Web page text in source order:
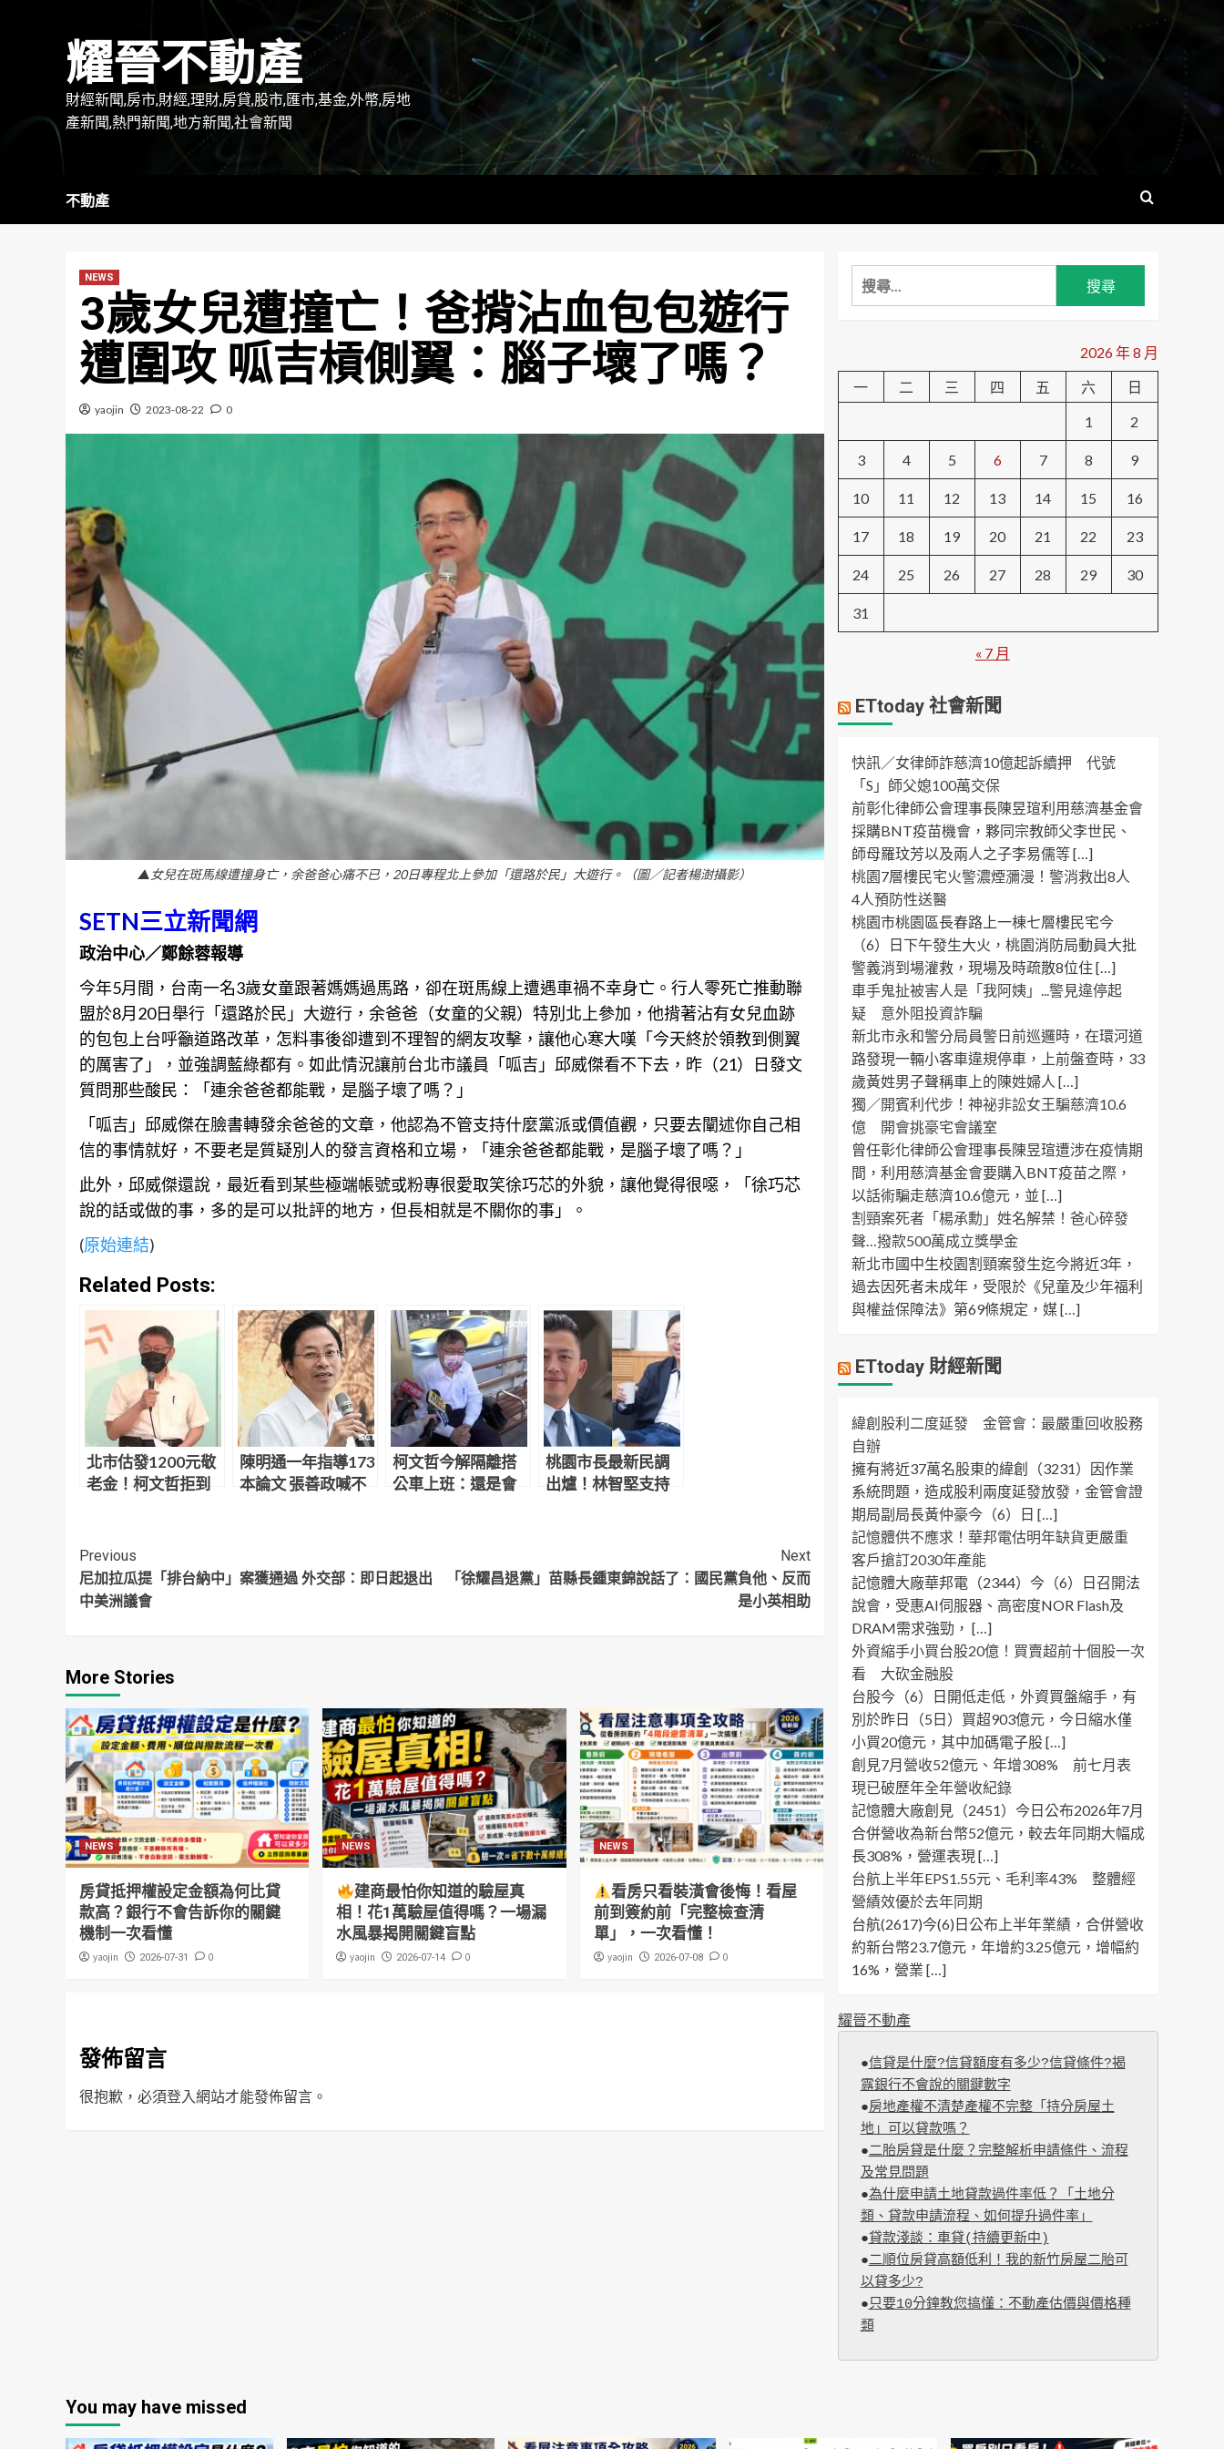
耀晉不動產
財經新聞,房市,財經,理財,房貸,股市,匯市,基金,外幣,房地
產新聞,熱門新聞,地方新聞,社會新聞
不動產
NEWS
3歲女兒遭撞亡！爸揹沾血包包遊行
遭圍攻 呱吉槓側翼：腦子壞了嗎？
yaojin 2023-08-22 0
▲女兒在斑馬線遭撞身亡，余爸爸心痛不已，20日專程北上參加「還路於民」大遊行。（圖／記者楊澍攝影）
SETN三立新聞網
政治中心／鄭餘蓉報導
今年5月間， 台南一名3歲女童跟著媽媽過馬路，卻在斑馬線上遭遇車禍不幸身亡。行人零死亡推動聯
盟於8月20日舉行「還路於民」大遊行，余爸爸（女童的父親）特別北上參加，他揹著沾有女兒血跡
的包包上台呼籲道路改革，怎料事後卻遭到不理智的網友攻擊，讓他心寒大嘆「今天終於領教到側翼
的厲害了」，並強調藍綠都有。如此情況讓前台北市議員「呱吉」邱威傑看不下去，昨（21）日發文
質問那些酸民：「連余爸爸都能戰，是腦子壞了嗎？」
「呱吉」邱威傑在臉書轉發余爸爸的文章，他認為不管支持什麼黨派或價值觀，只要去闡述你自己相
信的事情就好，不要老是質疑別人的發言資格和立場，「連余爸爸都能戰，是腦子壞了嗎？」
此外，邱威傑還說，最近看到某些極端帳號或粉專很愛取笑徐巧芯的外貌，讓他覺得很噁，「徐巧芯
說的話或做的事，多的是可以批評的地方，但長相就是不關你的事」。
(原始連結)
Related Posts:
北市估發1200元敬
老金！柯文哲拒到
陳明通一年指導173
本論文 張善政喊不
柯文哲今解隔離搭
公車上班：還是會
桃園市長最新民調
出爐！林智堅支持
Continue
Reading
Previous
尼加拉瓜提「排台納中」案獲通過 外交部：即日起退出
中美洲議會
Next
「徐耀昌退黨」苗縣長鍾東錦說話了：國民黨負他、反而
是小英相助
More Stories
NEWS
房貸抵押權設定金額為何比貸
款高？銀行不會告訴你的關鍵
機制一次看懂
yaojin 2026-07-31 0
NEWS
建商最怕你知道的驗屋真
相！花1萬驗屋值得嗎？一場漏
水風暴揭開關鍵盲點
yaojin 2026-07-14 0
NEWS
看房只看裝潢會後悔！看屋
前到簽約前「完整檢查清
單」，一次看懂！
yaojin 2026-07-08 0
發佈留言
很抱歉，必須登入網站才能發佈留言。
搜
尋
字:
2026 年 8 月
一
二 三 四 五 六
日
1
2
3 4 5 6 7 8 9
10 11 12 13 14 15 16
17 18 19 20 21 22 23
24 25 26 27 28 29 30
31
« 7 月
ETtoday 社會新聞
快訊／女律師詐慈濟10億起訴續押 代號
「S」師父媳100萬交保
前彰化律師公會理事長陳昱瑄利用慈濟基金會
採購BNT疫苗機會，夥同宗教師父李世民、
師母羅玟芳以及兩人之子李易儒等 […]
桃園7層樓民宅火警濃煙瀰漫！警消救出8人
4人預防性送醫
桃園市桃園區長春路上一棟七層樓民宅今
（6）日下午發生大火，桃園消防局動員大批
警義消到場灌救，現場及時疏散8位住 […]
車手鬼扯被害人是「我阿姨」...警見違停起
疑 意外阻投資詐騙
新北市永和警分局員警日前巡邏時，在環河道
路發現一輛小客車違規停車，上前盤查時，33
歲黃姓男子聲稱車上的陳姓婦人 […]
獨／開賓利代步！神祕非訟女王騙慈濟10.6
億 開會挑豪宅會議室
曾任彰化律師公會理事長陳昱瑄遭涉在疫情期
間，利用慈濟基金會要購入BNT疫苗之際，
以話術騙走慈濟10.6億元，並 […]
割頸案死者「楊承勳」姓名解禁！爸心碎發
聲…撥款500萬成立獎學金
新北市國中生校園割頸案發生迄今將近3年，
過去因死者未成年，受限於《兒童及少年福利
與權益保障法》第69條規定，媒 […]
ETtoday 財經新聞
緯創股利二度延發 金管會：最嚴重回收股務
自辦
擁有將近37萬名股東的緯創（3231）因作業
系統問題，造成股利兩度延發放發，金管會證
期局副局長黃仲豪今（6）日 […]
記憶體供不應求！華邦電估明年缺貨更嚴重
客戶搶訂2030年產能
記憶體大廠華邦電（2344）今（6）日召開法
說會，受惠AI伺服器、高密度NOR Flash及
DRAM需求強勁， […]
外資縮手小買台股20億！買賣超前十個股一次
看 大砍金融股
台股今（6）日開低走低，外資買盤縮手，有
別於昨日（5日）買超903億元，今日縮水僅
小買20億元，其中加碼電子股 […]
創見7月營收52億元、年增308% 前七月表
現已破歷年全年營收紀錄
記憶體大廠創見（2451）今日公布2026年7月
合併營收為新台幣52億元，較去年同期大幅成
長308%，營運表現 […]
台航上半年EPS1.55元、毛利率43% 整體經
營績效優於去年同期
台航(2617)今(6)日公布上半年業績，合併營收
約新台幣23.7億元，年增約3.25億元，增幅約
16%，營業 […]
耀晉不動產
●信貸是什麼?信貸額度有多少?信貸條件?揭
露銀行不會說的關鍵數字
●房地產權不清楚產權不完整「持分房屋土
地」可以貸款嗎？
●二胎房貸是什麼？完整解析申請條件、流程
及常見問題
●為什麼申請土地貸款過件率低？「土地分
類、貸款申請流程、如何提升過件率」
●貸款淺談：車貸(持續更新中)
●二順位房貸高額低利！我的新竹房屋二胎可
以貸多少?
●只要10分鐘教您搞懂：不動產估價與價格種
類
You may have missed